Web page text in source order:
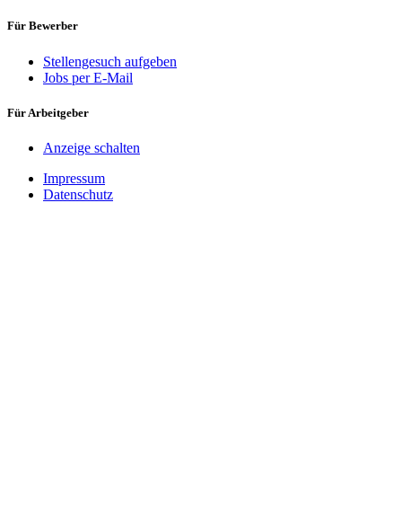
Für Bewerber
Stellengesuch aufgeben
Jobs per E-Mail
Für Arbeitgeber
Anzeige schalten
Impressum
Datenschutz